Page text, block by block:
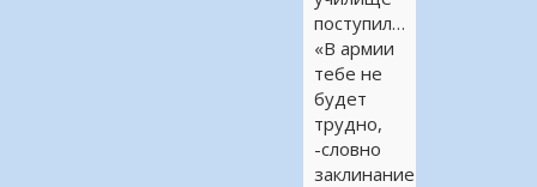
поступил…
«В армии
тебе не
будет
трудно,
-словно
заклинание